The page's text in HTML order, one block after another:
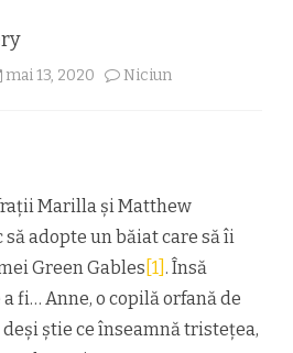
mai 13, 2020
Niciun
Marilla și Matthew
adopte un băiat care să îi
Green Gables [1] . Însă
fi… Anne, o copilă orfană de
știe ce înseamnă tristețea,